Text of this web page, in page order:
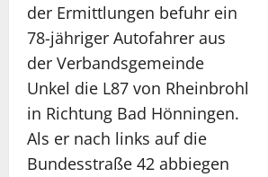
der Ermittlungen befuhr ein
78-jähriger Autofahrer aus
der Verbandsgemeinde
Unkel die L87 von Rheinbrohl
in Richtung Bad Hönningen.
Als er nach links auf die
Bundesstraße 42 abbiegen